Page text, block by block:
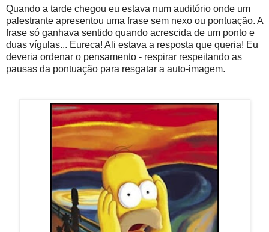
Quando a tarde chegou eu estava num auditório onde um
palestrante apresentou uma frase sem nexo ou pontuação. A
frase só ganhava sentido quando acrescida de um ponto e
duas vígulas... Eureca! Ali estava a resposta que queria! Eu
deveria ordenar o pensamento - respirar respeitando as
pausas da pontuação para resgatar a auto-imagem.